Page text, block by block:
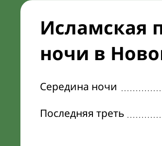
Исламская
ночи в
Середина ночи
Последняя треть